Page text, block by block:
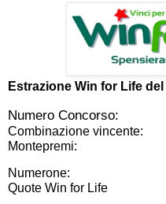
Estrazione Win for Life del
Numero Concorso:
Combinazione vincente:
Montepremi:
Numerone:
Quote Win for Life